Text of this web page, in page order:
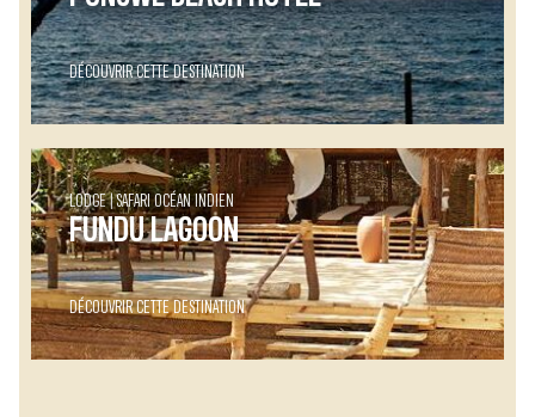
DÉCOUVRIR CETTE DESTINATION
LODGE SAFARI OCÉAN INDIEN
FUNDU LAGOON
DÉCOUVRIR CETTE DESTINATION